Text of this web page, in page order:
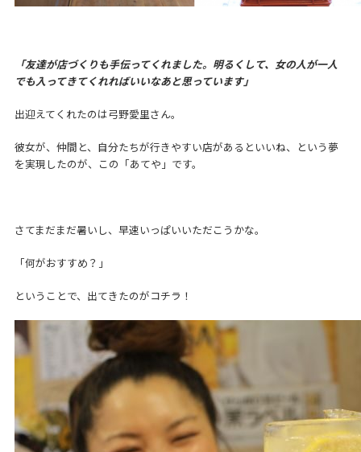
「友達が店づくりも手伝ってくれました。明るくして、女の人が一人
でも入ってきてくれればいいなあと思っています」
出迎えてくれたのは弓野愛里さん。
彼女が、仲間と、自分たちが行きやすい店があるといいね、という夢
を実現したのが、この「あてや」です。
さてまだまだ暑いし、早速いっぱいいただこうかな。
「何がおすすめ？」
ということで、出てきたのがコチラ！